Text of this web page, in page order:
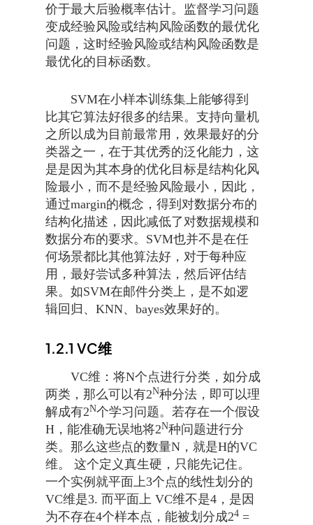
价于最大后验概率估计。监督学习问题
变成经验风险或结构风险函数的最优化
问题，这时经验风险或结构风险函数是
最优化的目标函数。
SVM在小样本训练集上能够得到
比其它算法好很多的结果。支持向量机
之所以成为目前最常用，效果最好的分
类器之一，在于其优秀的泛化能力，这
是是因为其本身的优化目标是结构化风
险最小，而不是经验风险最小，因此，
通过margin的概念，得到对数据分布的
结构化描述，因此减低了对数据规模和
数据分布的要求。SVM也并不是在任
何场景都比其他算法好，对于每种应
用，最好尝试多种算法，然后评估结
果。如SVM在邮件分类上，是不如逻
辑回归、KNN、bayes效果好的。
1.2.1 VC维
VC维：将N个点进行分类，如分成
两类，那么可以有2N种分法，即可以理
解成有2N个学习问题。若存在一个假设
H，能准确无误地将2N种问题进行分
类。那么这些点的数量N，就是H的VC
维。 这个定义真生硬，只能先记住。
一个实例就平面上3个点的线性划分的
VC维是3. 而平面上 VC维不是4，是因
为不存在4个样本点，能被划分成24 =